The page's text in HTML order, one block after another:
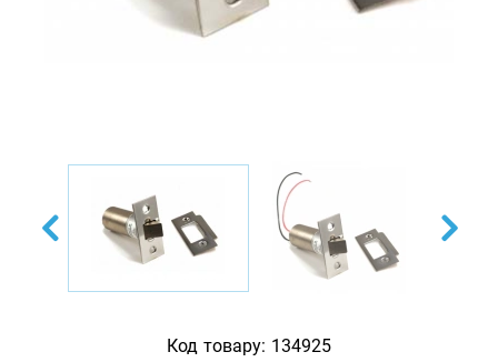
Код товару: 134925